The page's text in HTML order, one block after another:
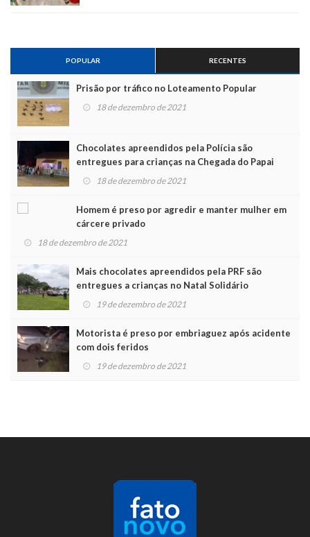
POPULAR RECENTES
Prisão por tráfico no Loteamento Popular
18 de dezembro de 2021
Chocolates apreendidos pela Polícia são
entregues para crianças na Chegada do Papai
Noel 18 de dezembro de 2021
Homem é preso por agredir e manter mulher em
cárcere privado
18 de dezembro de 2021
Mais chocolates apreendidos pela PRF são
entregues a crianças no Natal Solidário
19 de dezembro de 2021
Motorista é preso por embriaguez após acidente
com dois feridos
19 de dezembro de 2021